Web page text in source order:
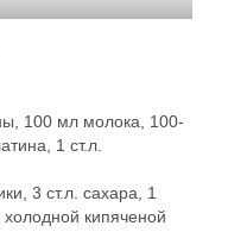
100 мл молока, 100-
1 ст.л.
3 ст.л. сахара, 1
кипяченой